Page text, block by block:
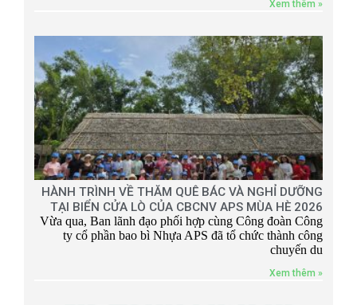
Xem thêm »
HÀNH TRÌNH VỀ THĂM QUÊ BÁC VÀ NGHỈ DƯỠNG
TẠI BIỂN CỬA LÒ CỦA CBCNV APS MÙA HÈ 2026
Vừa qua, Ban lãnh đạo phối hợp cùng Công đoàn Công
ty cổ phần bao bì Nhựa APS đã tổ chức thành công
chuyến du
Xem thêm »